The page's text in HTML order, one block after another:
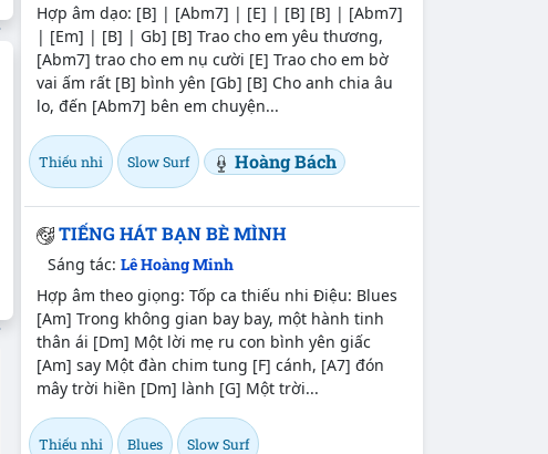
Hợp âm dạo: [B] | [Abm7] | [E] | [B] [B] | [Abm7]
| [Em] | [B] | Gb] [B] Trao cho em yêu thương,
[Abm7] trao cho em nụ cười [E] Trao cho em bờ
vai ấm rất [B] bình yên [Gb] [B] Cho anh chia âu
lo, đến [Abm7] bên em chuyện...
Thiếu nhi Slow Surf Hoàng Bách
TIẾNG HÁT BẠN BÈ MÌNH
Sáng tác:Lê Hoàng Minh
Hợp âm theo giọng: Tốp ca thiếu nhi Điệu: Blues
[Am] Trong không gian bay bay, một hành tinh
thân ái [Dm] Một lời mẹ ru con bình yên giấc
[Am] say Một đàn chim tung [F] cánh, [A7] đón
mây trời hiền [Dm] lành [G] Một trời...
Thiếu nhi Blues Slow Surf